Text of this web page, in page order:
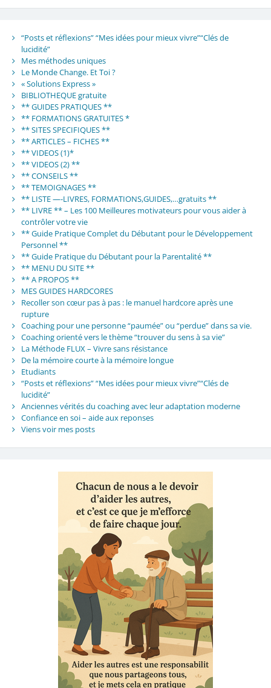
“Posts et réflexions” “Mes idées pour mieux vivre”“Clés de
lucidité”
Mes méthodes uniques
Le Monde Change. Et Toi ?
« Solutions Express »
BIBLIOTHEQUE gratuite
** GUIDES PRATIQUES **
** FORMATIONS GRATUITES *
** SITES SPECIFIQUES **
** ARTICLES – FICHES **
** VIDEOS (1)*
** VIDEOS (2) **
** CONSEILS **
** TEMOIGNAGES **
** LISTE —-LIVRES, FORMATIONS,GUIDES,…gratuits **
** LIVRE ** – Les 100 Meilleures motivateurs pour vous aider à
contrôler votre vie
** Guide Pratique Complet du Débutant pour le Développement
Personnel **
** Guide Pratique du Débutant pour la Parentalité **
** MENU DU SITE **
** A PROPOS **
MES GUIDES HARDCORES
Recoller son cœur pas à pas : le manuel hardcore après une
rupture
Coaching pour une personne “paumée” ou “perdue” dans sa vie.
Coaching orienté vers le thème “trouver du sens à sa vie”
La Méthode FLUX – Vivre sans résistance
De la mémoire courte à la mémoire longue
Etudiants
“Posts et réflexions” “Mes idées pour mieux vivre”“Clés de
lucidité”
Anciennes vérités du coaching avec leur adaptation moderne
Confiance en soi – aide aux reponses
Viens voir mes posts